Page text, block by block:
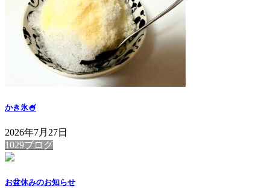
かき氷🍧
2026年7月27日
1029ブログ
お盆休みのお知らせ